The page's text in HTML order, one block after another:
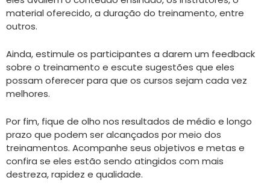
material oferecido, a duração do treinamento, entre
outros.
Ainda, estimule os participantes a darem um feedback
sobre o treinamento e escute sugestões que eles
possam oferecer para que os cursos sejam cada vez
melhores.
Por fim, fique de olho nos resultados de médio e longo
prazo que podem ser alcançados por meio dos
treinamentos. Acompanhe seus objetivos e metas e
confira se eles estão sendo atingidos com mais
destreza, rapidez e qualidade.